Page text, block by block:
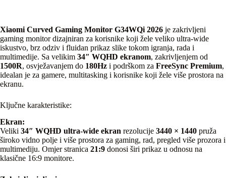
Xiaomi Curved Gaming Monitor G34WQi 2026 je zakrivljeni
gaming monitor dizajniran za korisnike koji žele veliko ultra-wide
iskustvo, brz odziv i fluidan prikaz slike tokom igranja, rada i
multimedije. Sa velikim 34″ WQHD ekranom, zakrivljenjem od
1500R, osvježavanjem do 180Hz i podrškom za FreeSync Premium,
idealan je za gamere, multitasking i korisnike koji žele više prostora na
ekranu.
Ključne karakteristike:
Ekran:
Veliki 34″ WQHD ultra-wide ekran rezolucije 3440 × 1440 pruža
široko vidno polje i više prostora za gaming, rad, pregled više prozora i
multimediju. Omjer stranica 21:9 donosi širi prikaz u odnosu na
klasične 16:9 monitore.